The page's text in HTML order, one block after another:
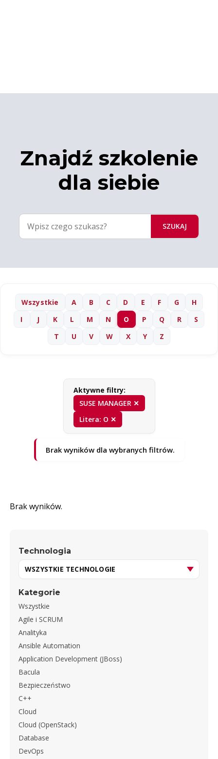
Znajdź szkolenie
dla siebie
SZUKAJ
Wszystkie A B C D E F G
H
I
J K L M N O P Q R
S
T
U V W X Y Z
Aktywne filtry:
SUSE MANAGER ✕
Litera: O ✕
Brak wyników dla wybranych filtrów.
Brak wyników.
Technologia
Kategorie
Wszystkie
Agile i SCRUM
Analityka
Ansible Automation
Application Development (JBoss)
Bacula
Bezpieczeństwo
C++
Cloud
Cloud (OpenStack)
Database
DevOps